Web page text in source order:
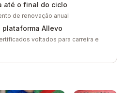
até o final do ciclo
de renovação anual
Allevo
voltados para carreira e